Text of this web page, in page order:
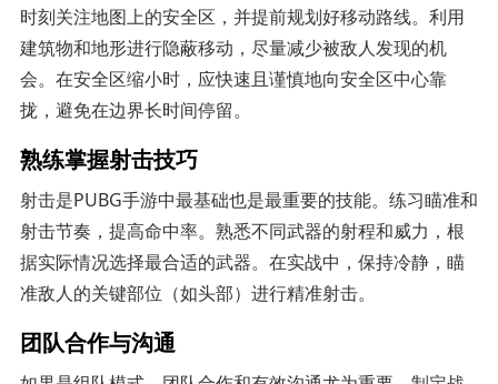
时刻关注地图上的安全区，并提前规划好移动路线。利用
建筑物和地形进行隐蔽移动，尽量减少被敌人发现的机
会。在安全区缩小时，应快速且谨慎地向安全区中心靠
拢，避免在边界长时间停留。
熟练掌握射击技巧
射击是PUBG手游中最基础也是最重要的技能。练习瞄准和
射击节奏，提高命中率。熟悉不同武器的射程和威力，根
据实际情况选择最合适的武器。在实战中，保持冷静，瞄
准敌人的关键部位（如头部）进行精准射击。
团队合作与沟通